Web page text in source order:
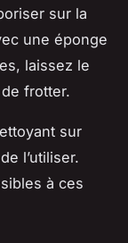
sur la
une éponge
laissez le
frotter.
sur
l’utiliser.
à ces